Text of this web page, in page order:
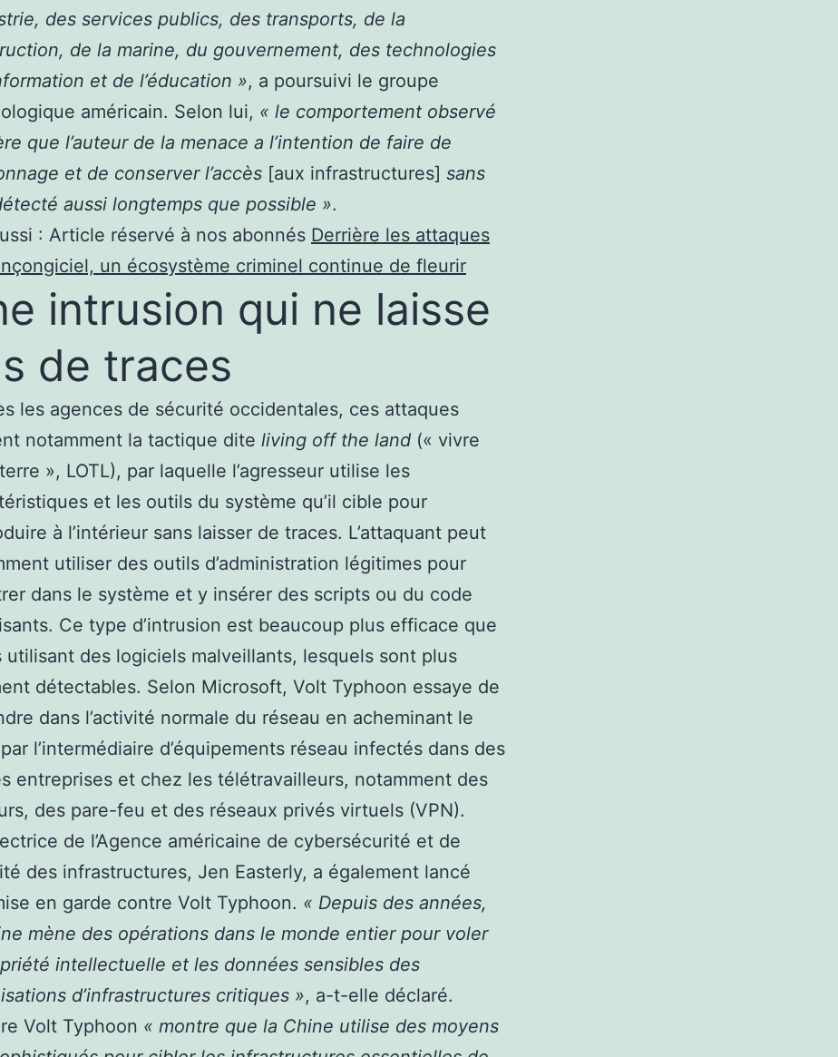
des services publics, des transports, de la
de la marine, du gouvernement, des technologies
et de l’éducation », a poursuivi le groupe
américain. Selon lui, « le comportement observé
que l’auteur de la menace a l’intention de faire de
et de conserver l’accès [aux infrastructures] sans
aussi longtemps que possible ».
: Article réservé à nos abonnés Derrière les attaques
un écosystème criminel continue de fleurir
intrusion qui ne laisse
de traces
les agences de sécurité occidentales, ces attaques
notamment la tactique dite living off the land (« vivre
», LOTL), par laquelle l’agresseur utilise les
et les outils du système qu’il cible pour
à l’intérieur sans laisser de traces. L’attaquant peut
utiliser des outils d’administration légitimes pour
dans le système et y insérer des scripts ou du code
Ce type d’intrusion est beaucoup plus efficace que
utilisant des logiciels malveillants, lesquels sont plus
détectables. Selon Microsoft, Volt Typhoon essaye de
dans l’activité normale du réseau en acheminant le
l’intermédiaire d’équipements réseau infectés dans des
entreprises et chez les télétravailleurs, notamment des
des pare-feu et des réseaux privés virtuels (VPN).
de l’Agence américaine de cybersécurité et de
des infrastructures, Jen Easterly, a également lancé
en garde contre Volt Typhoon. « Depuis des années,
mène des opérations dans le monde entier pour voler
intellectuelle et les données sensibles des
d’infrastructures critiques », a-t-elle déclaré.
Volt Typhoon « montre que la Chine utilise des moyens